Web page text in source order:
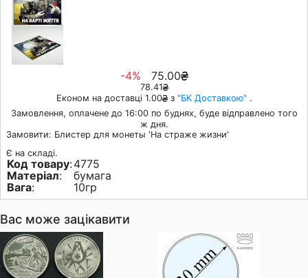
-4% 75.00
78.41
Економ на доставці 1.00 з "БК Доставкою" .
Замовлення, оплачене до 16:00 по буднях, буде відправлено того
ж дня.
Замовити: Блистер для монеты 'На страже жизни'
Є на складі.
Код товару:4775
Матеріал:
бумага
Вага: 10гр
Вас може зацікавити